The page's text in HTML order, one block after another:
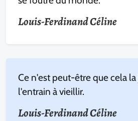
Louis-Ferdinand Céline
Ce n'est peut-être que cela
l'entrain à vieillir.
Louis-Ferdinand Céline